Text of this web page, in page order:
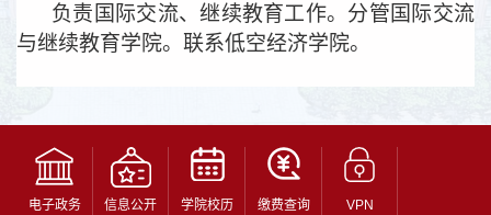
负责国际交流、继续教育工作。分管国际交流
与继续教育学院。联系低空经济学院。
电子政务 信息公开 学院校历 缴费查询 VPN